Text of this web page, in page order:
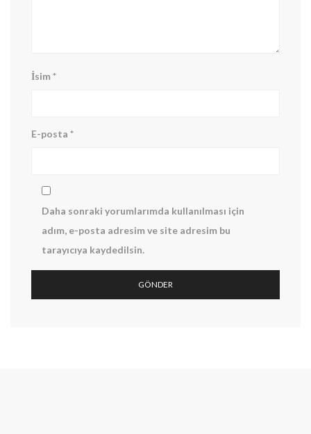
İsim*
E-posta *
Daha sonraki yorumlarımda kullanılması için
adım, e-posta adresim ve site adresim bu
tarayıcıya kaydedilsin.